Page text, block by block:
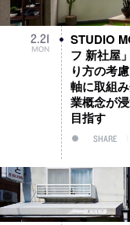
2.21
MON
STUDIO
フ 新社屋
り方の考
軸に取組
業概念が
目指す
SHARE